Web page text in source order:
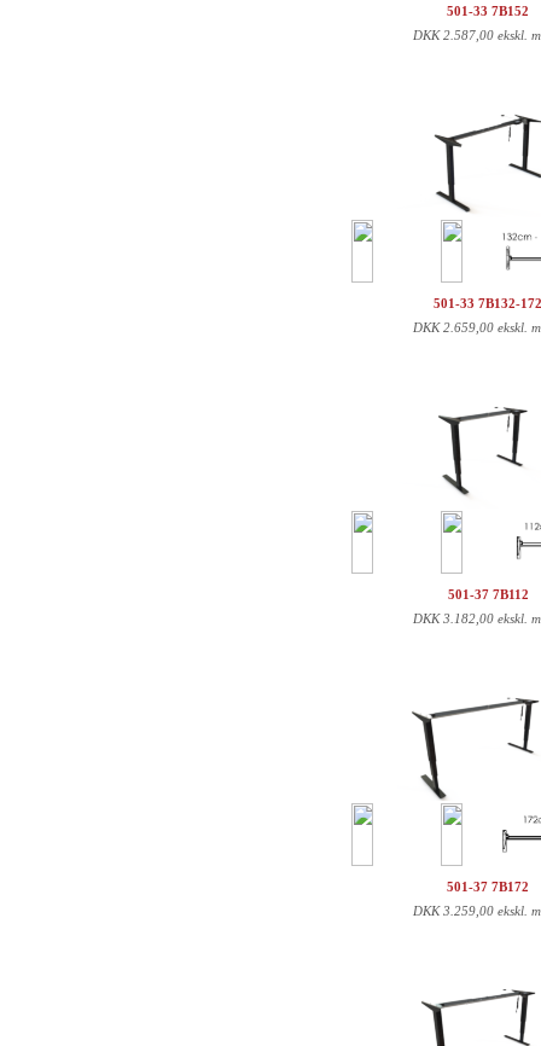
501-33 7B152
DKK2.587,00 ekskl.
501-33 7B132-
DKK2.659,00 ekskl.
501-37 7B112
DKK3.182,00 ekskl.
501-37 7B172
DKK3.259,00 ekskl.